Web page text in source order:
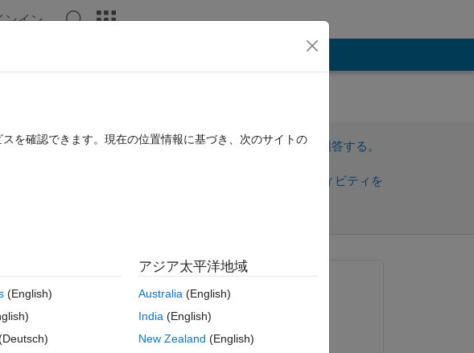
ンイン
(2).",
サインインしてこの質問に回答する。
サインインしてアクティビティを
で開く
テーマ
2020 年 8 月 14 日
を確認できます。現在の位置情報に基づき、次のサイトの
(English)
アジア太平洋地域
Australia(English)
India(English)
New Zealand (English)